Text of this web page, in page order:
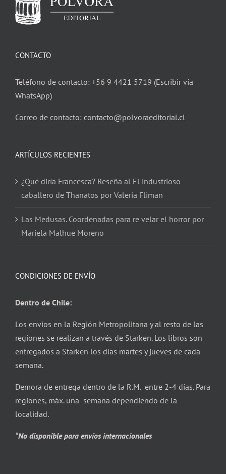
CONTACTO
Teléfono de contacto: +56 9 4421 5719 (Escribir vía
WhatsApp)
Correo de contacto: contacto@polvoraeditorial.cl
ARTÍCULOS RECIENTES
¿Qué diría Francesca? Reseña al El industrioso
caballero de Thanatos por Valeria Fliman
Las Medusas. Coordenadas para re velar el horror por
Mariela Malhue Moreno
CONDICIONES DE ENVÍO
Dentro de Chile:
Los envíos en la Región Metropolitana y al resto de las
regiones se realizan a través de Starken. Los libros son
entregados a Starken los días martes y jueves de cada
semana.
Demora de entrega dentro de la R.M. entre 2-4 días. Para
regiones, máx. una semana dependiendo de la
localidad.
*No disponible para envíos internacionales